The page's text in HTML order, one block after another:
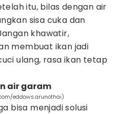
itu, bilas dengan air
sisa cuka dan
khawatir,
membuat ikan jadi
ulang, rasa ikan tetap
air garam
eddows.arunothai)
bisa menjadi solusi